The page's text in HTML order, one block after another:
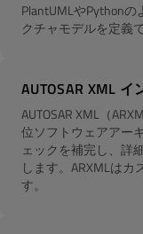
PlantUMLやPython
クチャモデルを定義
AUTOSAR XML イ
AUTOSAR XML（
位ソフトウェアアー
ェックを補完し、詳
します。ARXMLは
す。